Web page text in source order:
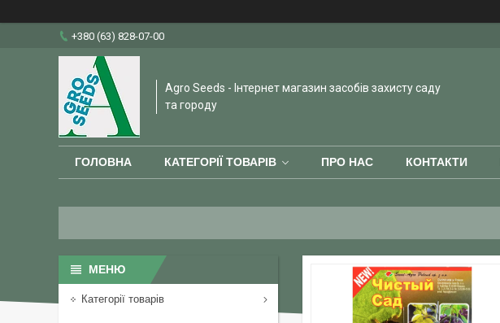
+380 (63) 828-07-00
Agro Seeds - Інтернет магазин засобів захисту саду
та городу
ГОЛОВНА КАТЕГОРІЇ ТОВАРІВ ПРО НАС КОНТАКТИ
Категорії товарів